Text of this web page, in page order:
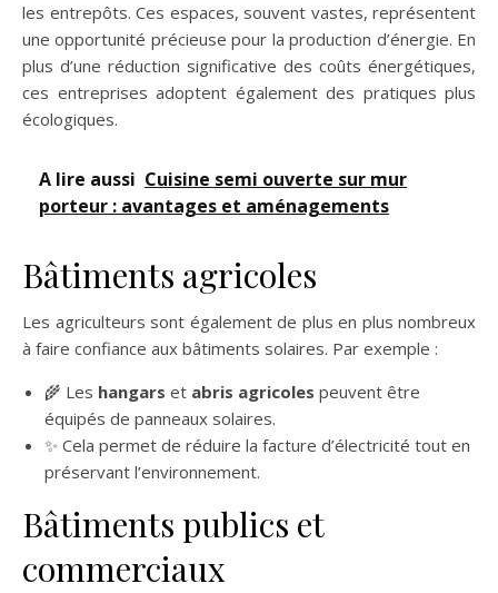
les entrepôts. Ces espaces, souvent vastes, représentent
une opportunité précieuse pour la production d’énergie. En
plus d’une réduction significative des coûts énergétiques,
ces entreprises adoptent également des pratiques plus
écologiques.
A lire aussi Cuisine semi ouverte sur mur
porteur : avantages et aménagements
Bâtiments agricoles
Les agriculteurs sont également de plus en plus nombreux
à faire confiance aux bâtiments solaires. Par exemple :
🌾 Les hangars et abris agricoles peuvent être
équipés de panneaux solaires.
✨ Cela permet de réduire la facture d’électricité tout en
préservant l’environnement.
Bâtiments publics et
commerciaux